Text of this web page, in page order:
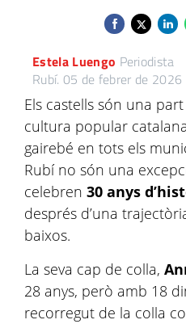
Estela Luengo Periodista
Rubí. 05 de febrer de 2026
Els castells són una
cultura popular
gairebé en tots els
Rubí no són una
celebren 30 anys
després d’una
baixos.
La seva cap de colla,
28 anys, però amb 18
recorregut de la colla